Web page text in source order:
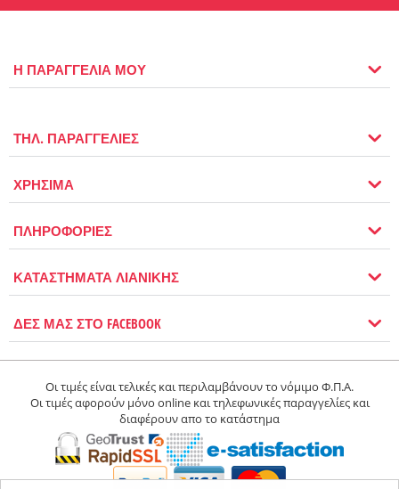
Η ΠΑΡΑΓΓΕΛΙΑ ΜΟΥ
ΤΗΛ. ΠΑΡΑΓΓΕΛΙΕΣ
ΧΡΗΣΙΜΑ
ΠΛΗΡΟΦΟΡΙΕΣ
ΚΑΤΑΣΤΗΜΑΤΑ ΛΙΑΝΙΚΗΣ
ΔΕΣ ΜΑΣ ΣΤΟ FACEBOOK
Οι τιμές είναι τελικές και περιλαμβάνουν το νόμιμο Φ.Π.Α.
Οι τιμές αφορούν μόνο online και τηλεφωνικές παραγγελίες και
διαφέρουν απο το κατάστημα